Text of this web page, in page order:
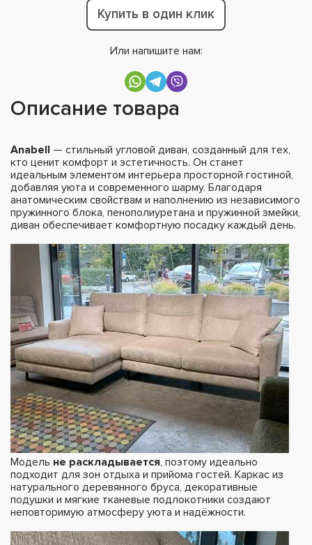
Купить в один клик
Или напишите нам:
Описание товара
Anabell — стильный угловой диван, созданный для тех,
кто ценит комфорт и эстетичность. Он станет
идеальным элементом интерьера просторной гостиной,
добавляя уюта и современного шарму. Благодаря
анатомическим свойствам и наполнению из независимого
пружинного блока, пенополиуретана и пружинной змейки,
диван обеспечивает комфортную посадку каждый день.
Модель не раскладывается, поэтому идеально
подходит для зон отдыха и прийома гостей. Каркас из
натурального деревянного бруса, декоративные
подушки и мягкие тканевые подлокотники создают
неповторимую атмосферу уюта и надёжности.